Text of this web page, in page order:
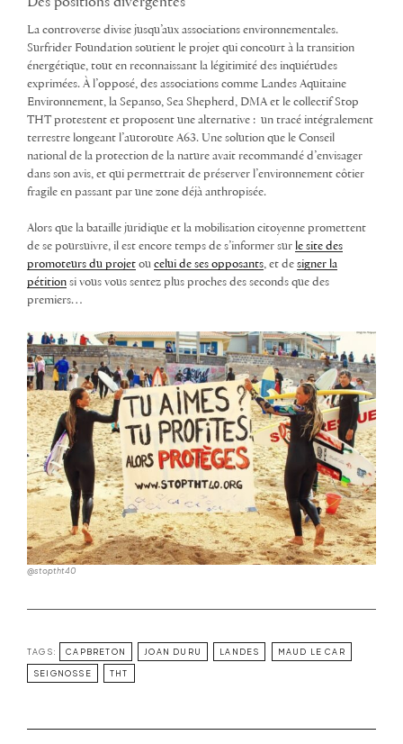
La controverse divise jusqu’aux associations environnementales.
Surfrider Foundation soutient le projet qui concourt à la transition
énergétique, tout en reconnaissant la légitimité des inquiétudes
exprimées. À l’opposé, des associations comme Landes Aquitaine
Environnement, la Sepanso, Sea Shepherd, DMA et le collectif Stop
THT protestent et proposent une alternative : un tracé intégralement
terrestre longeant l’autoroute A63. Une solution que le Conseil
national de la protection de la nature avait recommandé d’envisager
dans son avis, et qui permettrait de préserver l’environnement côtier
fragile en passant par une zone déjà anthropisée.
Alors que la bataille juridique et la mobilisation citoyenne promettent
de se poursuivre, il est encore temps de s’informer sur le site des
promoteurs du projet ou celui de ses opposants, et de signer la
pétition si vous vous sentez plus proches des seconds que des
premiers…
@stoptht40
TAGS: CAPBRETON JOAN DURU LANDES MAUD LE CAR
SEIGNOSSE THT